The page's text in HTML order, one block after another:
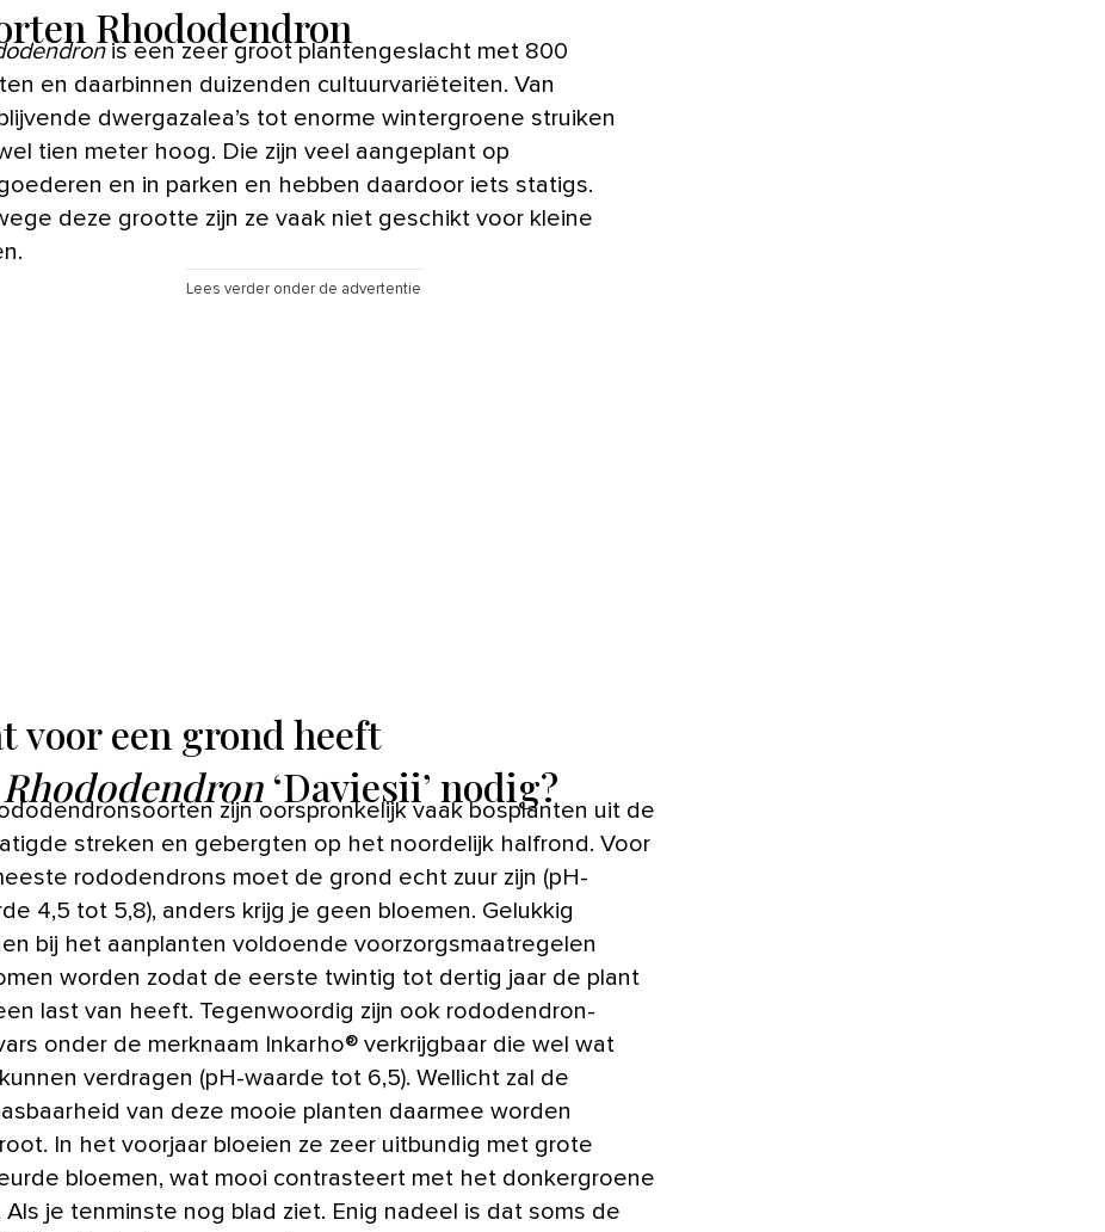
Rhododendron
is een zeer groot plantengeslacht met 800
en daarbinnen duizenden cultuurvariëteiten. Van
dwergazalea’s tot enorme wintergroene struiken
tien meter hoog. Die zijn veel aangeplant op
en in parken en hebben daardoor iets statigs.
deze grootte zijn ze vaak niet geschikt voor kleine
Lees verder onder de advertentie
voor een grond heeft
Rhododendron‘Daviesii’ nodig?
zijn oorspronkelijk vaak bosplanten uit de
streken en gebergten op het noordelijk halfrond. Voor
rododendrons moet de grond echt zuur zijn (pH-
4,5 tot 5,8), anders krijg je geen bloemen. Gelukkig
bij het aanplanten voldoende voorzorgsmaatregelen
worden zodat de eerste twintig tot dertig jaar de plant
last van heeft. Tegenwoordig zijn ook rododendron-
onder de merknaam Inkarho® verkrijgbaar die wel wat
verdragen (pH-waarde tot 6,5). Wellicht zal de
van deze mooie planten daarmee worden
In het voorjaar bloeien ze zeer uitbundig met grote
bloemen, wat mooi contrasteert met het donkergroene
Als je tenminste nog blad ziet. Enig nadeel is dat soms de